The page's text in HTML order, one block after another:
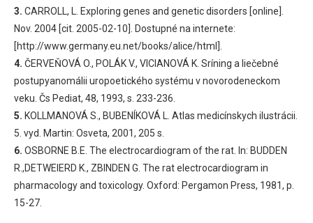
3. CARROLL, L. Exploring genes and genetic disorders [online].
Nov. 2004 [cit. 2005-02-10]. Dostupné na internete:
[http://www.germany.eu.net/books/alice/html].
4. ČERVEŇOVÁ O., POLÁK V., VICIANOVÁ K. Sríning a liečebné
postupyanomálii uropoetického systému v novorodeneckom
veku. Čs Pediat, 48, 1993, s. 233-236.
5. KOLLMANOVÁ S., BUBENÍKOVÁ L. Atlas medicínskych ilustrácii.
5. vyd. Martin: Osveta, 2001, 205 s.
6. OSBORNE B.E. The electrocardiogram of the rat. In: BUDDEN
R.,DETWEIERD K., ZBINDEN G. The rat electrocardiogram in
pharmacology and toxicology. Oxford: Pergamon Press, 1981, p.
15-27.